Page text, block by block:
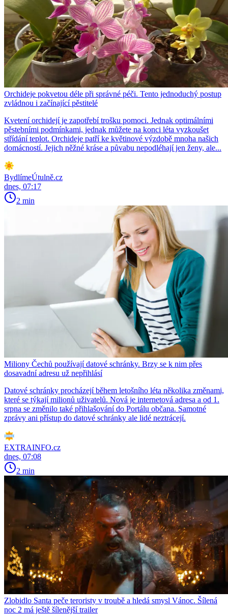
Orchideje pokvetou déle při správné péči. Tento jednoduchý postup
zvládnou i začínající pěstitelé
Kvetení orchidejí je zapotřebí trošku pomoci. Jednak optimálními
pěstebními podmínkami, jednak můžete na konci léta vyzkoušet
střídání teplot. Orchideje patří ke květinové výzdobě mnoha našich
domácností. Jejich něžné kráse a půvabu nepodléhají jen ženy, ale...
BydlímeÚtulně.cz
dnes, 07:17
2 min
Miliony Čechů používají datové schránky. Brzy se k nim přes
dosavadní adresu už nepřihlásí
Datové schránky procházejí během letošního léta několika změnami,
které se týkají milionů uživatelů. Nová je internetová adresa a od 1.
srpna se změnilo také přihlašování do Portálu občana. Samotné
zprávy ani přístup do datové schránky ale lidé neztrácejí.
EXTRAINFO.cz
dnes, 07:08
2 min
Zlobidlo Santa peče teroristy v troubě a hledá smysl Vánoc. Šílená
noc 2 má ještě šílenější trailer